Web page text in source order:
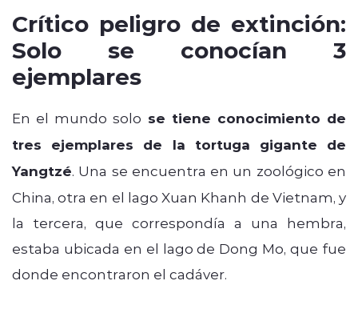
Crítico peligro de extinción:
Solo se conocían 3
ejemplares
En el mundo solo se tiene conocimiento de
tres ejemplares de la tortuga gigante de
Yangtzé. Una se encuentra en un zoológico en
China, otra en el lago Xuan Khanh de Vietnam, y
la tercera, que correspondía a una hembra,
estaba ubicada en el lago de Dong Mo, que fue
donde encontraron el cadáver.